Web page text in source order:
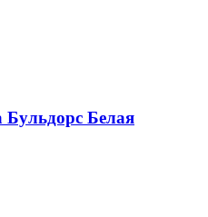
Бульдорс Белая